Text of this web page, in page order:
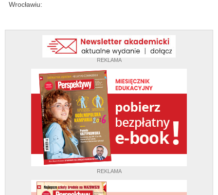
REKLAMA
REKLAMA
Wrocławiu: